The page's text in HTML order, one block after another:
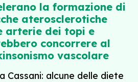
la formazione di
aterosclerotiche
arterie dei topi e
concorrere al
vascolare
Cassani: alcune delle diete